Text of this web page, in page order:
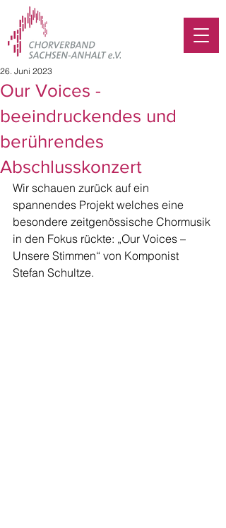
Our Voices -
beeindruckendes und
berührendes
Abschlusskonzert
26. Juni 2023
Wir schauen zurück auf ein
spannendes Projekt welches eine
besondere zeitgenössische Chormusik
in den Fokus rückte: „Our Voices –
Unsere Stimmen“ von Komponist
Stefan Schultze.